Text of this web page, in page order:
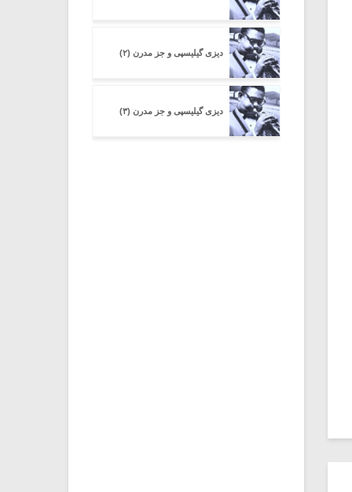
دیزی گیلیسپی و جز مدرن (۲)
دیزی گیلیسپی و جز مدرن (۳)